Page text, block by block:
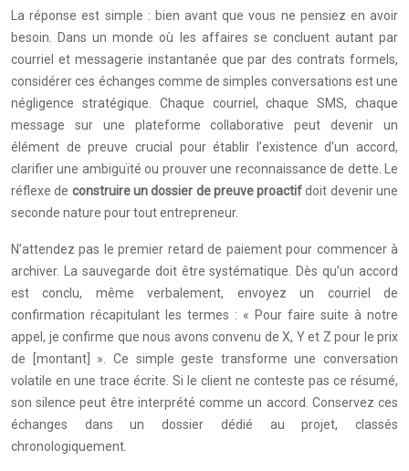
La réponse est simple : bien avant que vous ne pensiez en avoir
besoin. Dans un monde où les affaires se concluent autant par
courriel et messagerie instantanée que par des contrats formels,
considérer ces échanges comme de simples conversations est une
négligence stratégique. Chaque courriel, chaque SMS, chaque
message sur une plateforme collaborative peut devenir un
élément de preuve crucial pour établir l’existence d’un accord,
clarifier une ambiguïté ou prouver une reconnaissance de dette. Le
réflexe de construire un dossier de preuve proactifdoit devenir une
seconde nature pour tout entrepreneur.
N’attendez pas le premier retard de paiement pour commencer à
archiver. La sauvegarde doit être systématique. Dès qu’un accord
est conclu, même verbalement, envoyez un courriel de
confirmation récapitulant les termes : « Pour faire suite à notre
appel, je confirme que nous avons convenu de X, Y et Z pour le prix
de [montant] ». Ce simple geste transforme une conversation
volatile en une trace écrite. Si le client ne conteste pas ce résumé,
son silence peut être interprété comme un accord. Conservez ces
échanges dans un dossier dédié au projet, classés
chronologiquement.